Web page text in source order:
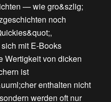
—wie gro&szlig;
noch
mit E-Books
Wertigkeit von dicken
ist
enthalten nicht
werden oft nur